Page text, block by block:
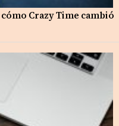
Crazy Time cambió